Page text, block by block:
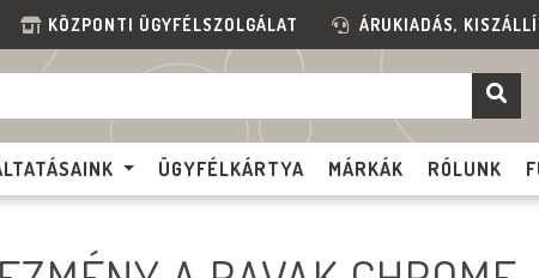
KÖZPONTI ÜGYFÉLSZOLGÁLAT ÁRUKIADÁS,
ÜGYFÉLKÁRTYA MÁRKÁK RÓLUNK